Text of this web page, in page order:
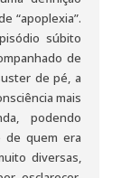
“apoplexia”.
súbito
de
de pé, a
mais
podendo
de quem era
diversas,